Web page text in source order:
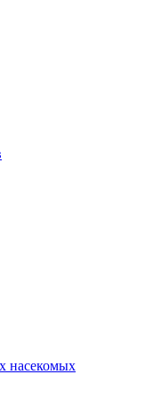
насекомых